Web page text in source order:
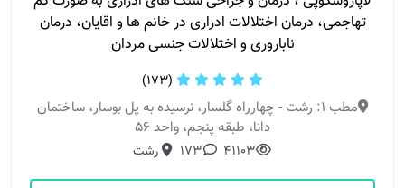
تهاجمی، درمان اختلالات ادراری در خانم ها و اقایان، درمان
ناباروری و اختلالات جنسی مردان
(173)
مطب 1: رشت - چهارراه گلسار، نرسیده به پل بوسار، ساختمان
دانا، طبقه پنجم، واحد ۵۶
41103
173 رشت